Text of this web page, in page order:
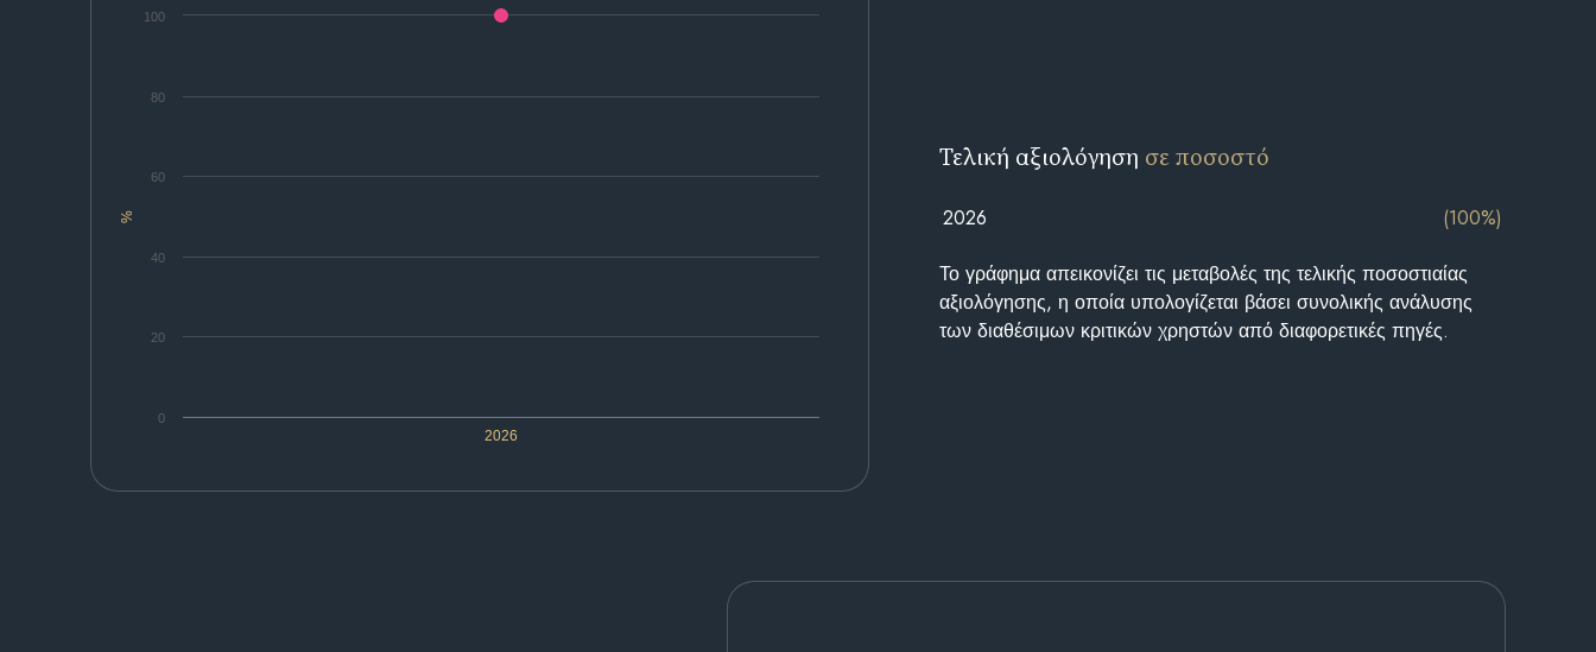
%
2026
0
20
40
60
80
100
Τελική αξιολόγηση σε ποσοστό
2026 (100%)
Το γράφημα απεικονίζει τις μεταβολές της τελικής ποσοστιαίας
αξιολόγησης, η οποία υπολογίζεται βάσει συνολικής ανάλυσης
των διαθέσιμων κριτικών χρηστών από διαφορετικές πηγές.